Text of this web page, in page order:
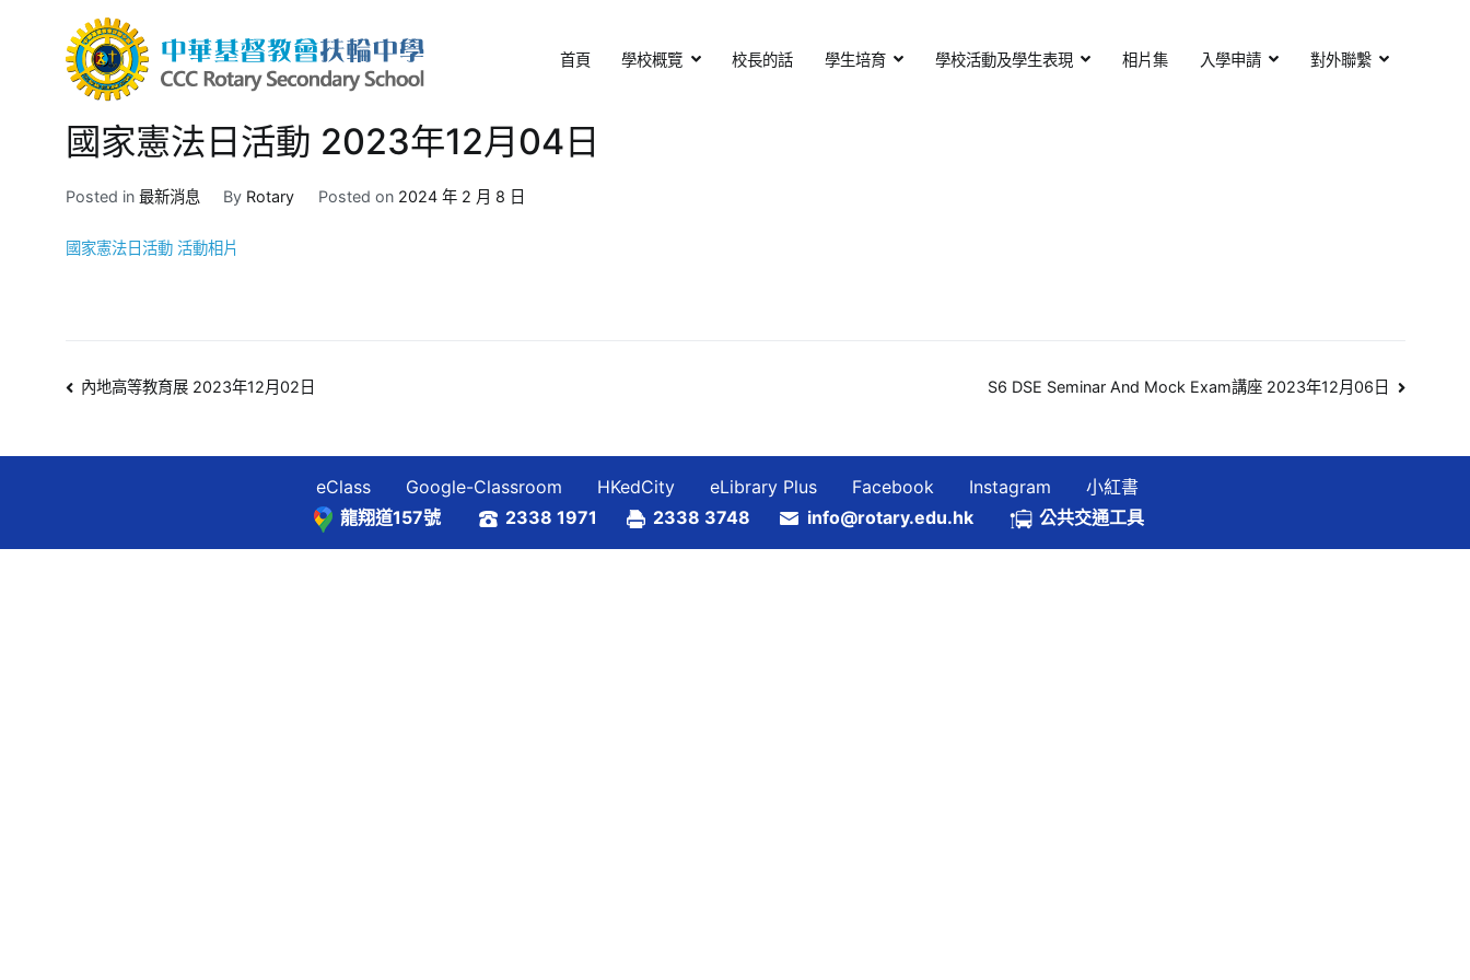
中華基督教會扶輪中學
CCC Rotary Secondary School
首頁 學校概覽 校長的話 學生培育 學校活動及學生表現 相片集 入學申請 對外聯繫
國家憲法日活動 2023年12月04日
Posted in 最新消息 By Rotary Posted on 2024 年 2 月 8 日
國家憲法日活動 活動相片
文內地高等教育展 2023年12月02日 S6 DSE Seminar And Mock Exam講座 2023年12月06日
eClass Google-Classroom HKedCity eLibrary Plus Facebook Instagram
小紅書
龍翔道157號
2338 1971 2338 3748 info@rotary.edu.hk 公共交通工具